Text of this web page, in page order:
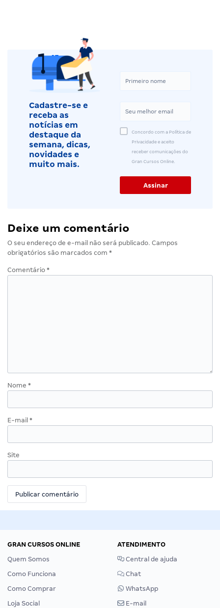
Cadastre-se e
receba as
notícias em
destaque da
semana, dicas,
novidades e
muito mais.
Concordo com a Política de
Privacidade e aceito
receber comunicações do
Gran Cursos Online.
Deixe um comentário
O seu endereço de e-mail não será publicado. Campos
obrigatórios são marcados com *
Comentário *
Nome *
E-mail *
Site
GRAN CURSOS ONLINE
Quem Somos
Como Funciona
Como Comprar
Loja Social
ATENDIMENTO
Central de ajuda
Chat
WhatsApp
E-mail